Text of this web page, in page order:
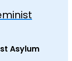
Asylum